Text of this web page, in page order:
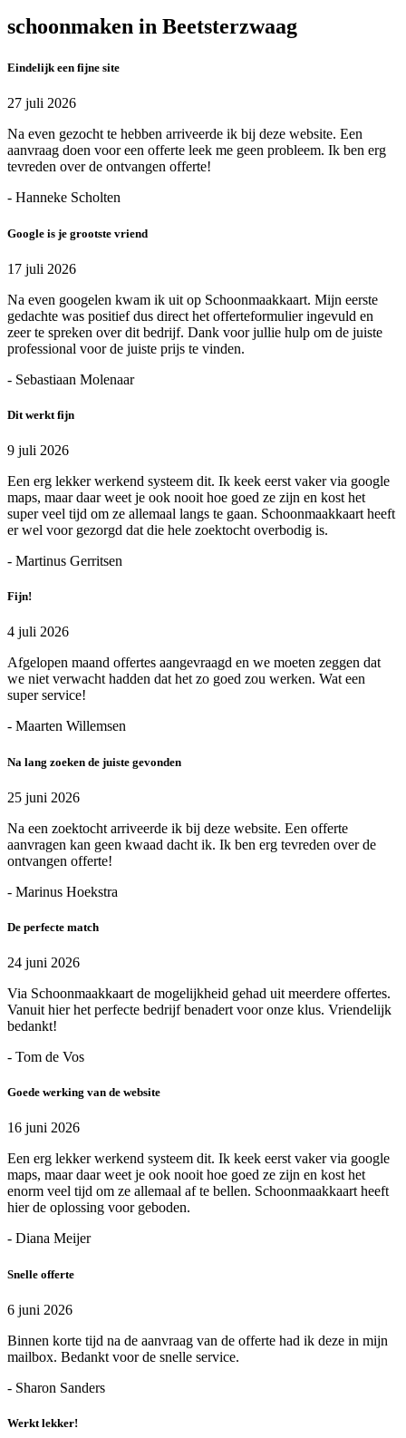
schoonmaken in Beetsterzwaag
Eindelijk een fijne site
27 juli 2026
Na even gezocht te hebben arriveerde ik bij deze website. Een
aanvraag doen voor een offerte leek me geen probleem. Ik ben erg
tevreden over de ontvangen offerte!
- Hanneke Scholten
Google is je grootste vriend
17 juli 2026
Na even googelen kwam ik uit op Schoonmaakkaart. Mijn eerste
gedachte was positief dus direct het offerteformulier ingevuld en
zeer te spreken over dit bedrijf. Dank voor jullie hulp om de juiste
professional voor de juiste prijs te vinden.
- Sebastiaan Molenaar
Dit werkt fijn
9 juli 2026
Een erg lekker werkend systeem dit. Ik keek eerst vaker via google
maps, maar daar weet je ook nooit hoe goed ze zijn en kost het
super veel tijd om ze allemaal langs te gaan. Schoonmaakkaart heeft
er wel voor gezorgd dat die hele zoektocht overbodig is.
- Martinus Gerritsen
Fijn!
4 juli 2026
Afgelopen maand offertes aangevraagd en we moeten zeggen dat
we niet verwacht hadden dat het zo goed zou werken. Wat een
super service!
- Maarten Willemsen
Na lang zoeken de juiste gevonden
25 juni 2026
Na een zoektocht arriveerde ik bij deze website. Een offerte
aanvragen kan geen kwaad dacht ik. Ik ben erg tevreden over de
ontvangen offerte!
- Marinus Hoekstra
De perfecte match
24 juni 2026
Via Schoonmaakkaart de mogelijkheid gehad uit meerdere offertes.
Vanuit hier het perfecte bedrijf benadert voor onze klus. Vriendelijk
bedankt!
- Tom de Vos
Goede werking van de website
16 juni 2026
Een erg lekker werkend systeem dit. Ik keek eerst vaker via google
maps, maar daar weet je ook nooit hoe goed ze zijn en kost het
enorm veel tijd om ze allemaal af te bellen. Schoonmaakkaart heeft
hier de oplossing voor geboden.
- Diana Meijer
Snelle offerte
6 juni 2026
Binnen korte tijd na de aanvraag van de offerte had ik deze in mijn
mailbox. Bedankt voor de snelle service.
- Sharon Sanders
Werkt lekker!